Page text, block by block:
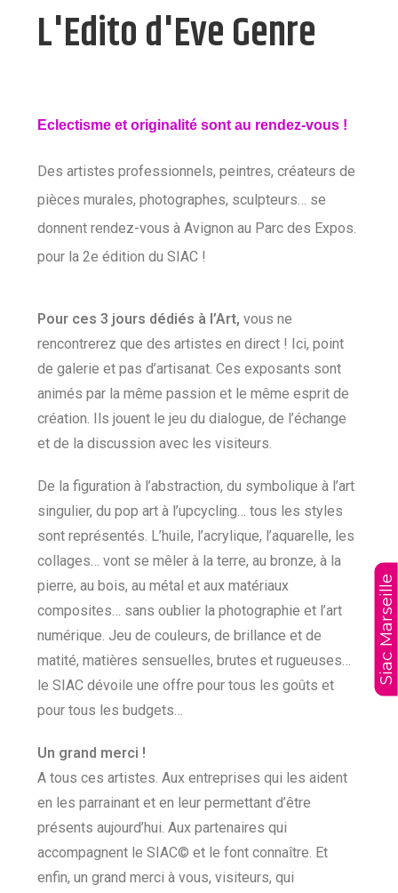
L'Edito d'Eve Genre
Eclectisme et originalité sont au rendez-vous !
Des artistes professionnels, peintres, créateurs de
pièces murales, photographes, sculpteurs… se
donnent rendez-vous à Avignon au Parc des Expos.
pour la 2e édition du SIAC !
Pour ces 3 jours dédiés à l’Art, vous ne
rencontrerez que des artistes en direct ! Ici, point
de galerie et pas d’artisanat. Ces exposants sont
animés par la même passion et le même esprit de
création. Ils jouent le jeu du dialogue, de l’échange
et de la discussion avec les visiteurs.
De la figuration à l’abstraction, du symbolique à l’art
singulier, du pop art à l’upcycling… tous les styles
sont représentés. L’huile, l’acrylique, l’aquarelle, les
collages… vont se mêler à la terre, au bronze, à la
pierre, au bois, au métal et aux matériaux
composites… sans oublier la photographie et l’art
numérique. Jeu de couleurs, de brillance et de
matité, matières sensuelles, brutes et rugueuses…
le SIAC dévoile une offre pour tous les goûts et
pour tous les budgets…
Un grand merci !
A tous ces artistes. Aux entreprises qui les aident
en les parrainant et en leur permettant d’être
présents aujourd’hui. Aux partenaires qui
accompagnent le SIAC© et le font connaître. Et
enfin, un grand merci à vous, visiteurs, qui
Siac Marseille